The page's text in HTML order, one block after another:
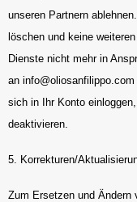
unseren Partnern
löschen und keine
Dienste nicht mehr in
an info@oliosanfilippo.com
sich in Ihr Konto
deaktivieren.
5. Korrekturen/
Zum Ersetzen und Ändern